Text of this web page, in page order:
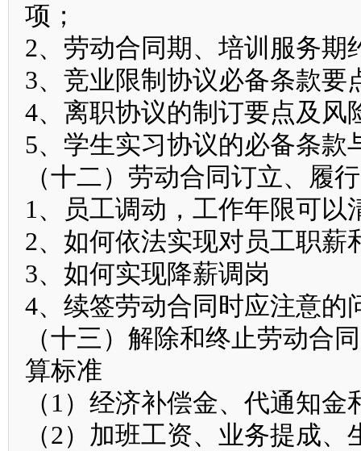
项；
2、劳动合同期、培训服务
3、竞业限制协议必备条款
4、离职协议的制订要点及风
5、学生实习协议的必备条款
（十二）劳动合同订立、履
1、员工调动，工作年限可以
2、如何依法实现对员工职薪
3、如何实现降薪调岗
4、续签劳动合同时应注意的
（十三）解除和终止劳动合
算标准
（1）经济补偿金、代通知
（2）加班工资、业务提成